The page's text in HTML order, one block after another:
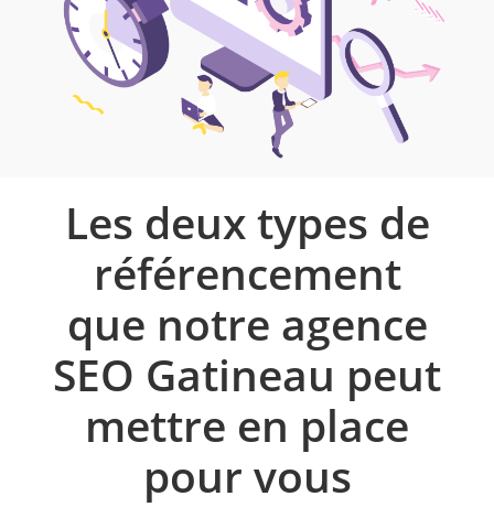
Les deux types de
référencement
que notre agence
SEO Gatineau peut
mettre en place
pour vous